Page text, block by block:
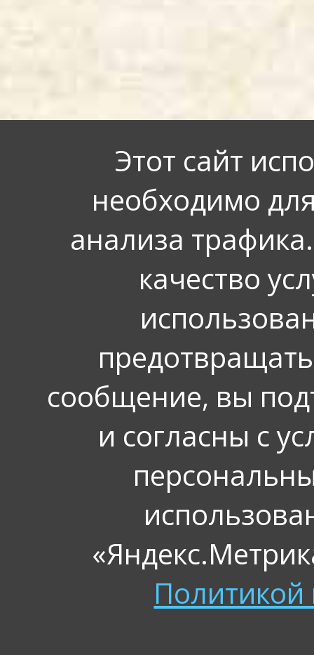
Этот сайт
необходимо
анализа
качество
сообщение, вы
и согласны с